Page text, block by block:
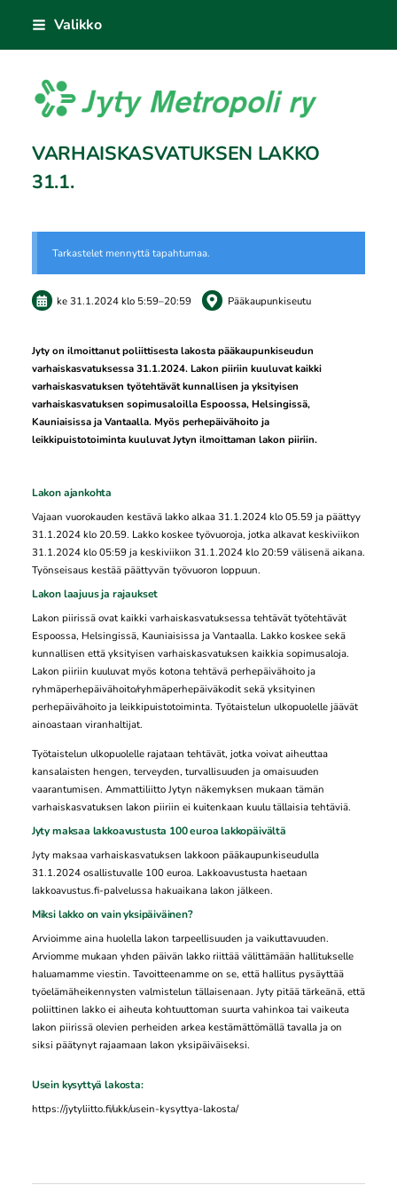
sisältöön
Valikko
Jyty Metropoli ry
VARHAISKASVATUKSEN LAKKO
31.1.
Tarkastelet mennyttä tapahtumaa.
ke 31.1.2024klo 5:59–20:59 Pääkaupunkiseutu
Jyty on ilmoittanut poliittisesta lakosta pääkaupunkiseudun
varhaiskasvatuksessa 31.1.2024. Lakon piiriin kuuluvat kaikki
varhaiskasvatuksen työtehtävät kunnallisen ja yksityisen
varhaiskasvatuksen sopimusaloilla Espoossa, Helsingissä,
Kauniaisissa ja Vantaalla. Myös perhepäivähoito ja
leikkipuistotoiminta kuuluvat Jytyn ilmoittaman lakon piiriin.
Lakon ajankohta
Vajaan vuorokauden kestävä lakko alkaa 31.1.2024 klo 05.59 ja päättyy
31.1.2024 klo 20.59. Lakko koskee työvuoroja, jotka alkavat keskiviikon
31.1.2024 klo 05:59 ja keskiviikon 31.1.2024 klo 20:59 välisenä aikana.
Työnseisaus kestää päättyvän työvuoron loppuun.
Lakon laajuus ja rajaukset
Lakon piirissä ovat kaikki varhaiskasvatuksessa tehtävät työtehtävät
Espoossa, Helsingissä, Kauniaisissa ja Vantaalla. Lakko koskee sekä
kunnallisen että yksityisen varhaiskasvatuksen kaikkia sopimusaloja.
Lakon piiriin kuuluvat myös kotona tehtävä perhepäivähoito ja
ryhmäperhepäivähoito/ryhmäperhepäiväkodit sekä yksityinen
perhepäivähoito ja leikkipuistotoiminta. Työtaistelun ulkopuolelle jäävät
ainoastaan viranhaltijat.
Työtaistelun ulkopuolelle rajataan tehtävät, jotka voivat aiheuttaa
kansalaisten hengen, terveyden, turvallisuuden ja omaisuuden
vaarantumisen. Ammattiliitto Jytyn näkemyksen mukaan tämän
varhaiskasvatuksen lakon piiriin ei kuitenkaan kuulu tällaisia tehtäviä.
Jyty maksaa lakkoavustusta 100 euroa lakkopäivältä
Jyty maksaa varhaiskasvatuksen lakkoon pääkaupunkiseudulla
31.1.2024 osallistuvalle 100 euroa. Lakkoavustusta haetaan
lakkoavustus.fi-palvelussa hakuaikana lakon jälkeen.
Miksi lakko on vain yksipäiväinen?
Arvioimme aina huolella lakon tarpeellisuuden ja vaikuttavuuden.
Arviomme mukaan yhden päivän lakko riittää välittämään hallitukselle
haluamamme viestin. Tavoitteenamme on se, että hallitus pysäyttää
työelämäheikennysten valmistelun tällaisenaan. Jyty pitää tärkeänä, että
poliittinen lakko ei aiheuta kohtuuttoman suurta vahinkoa tai vaikeuta
lakon piirissä olevien perheiden arkea kestämättömällä tavalla ja on
siksi päätynyt rajaamaan lakon yksipäiväiseksi.
Usein kysyttyä lakosta:
https://jytyliitto.fi/ukk/usein-kysyttya-lakosta/